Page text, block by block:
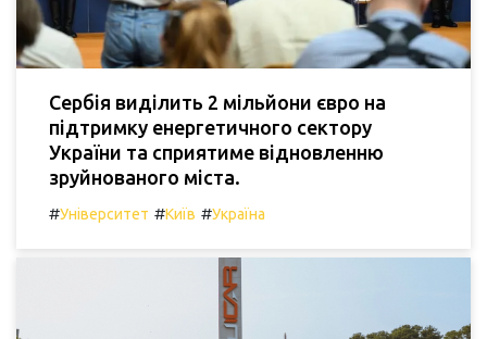
Сербія виділить 2 мільйони євро на
підтримку енергетичного сектору
України та сприятиме відновленню
зруйнованого міста.
#Університет #Київ #Україна